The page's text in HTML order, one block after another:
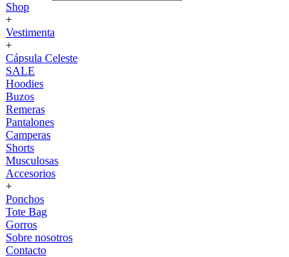
Shop
+
Vestimenta
+
Cápsula Celeste
SALE
Hoodies
Buzos
Remeras
Pantalones
Camperas
Shorts
Musculosas
Accesorios
+
Ponchos
Tote Bag
Gorros
Sobre nosotros
Contacto